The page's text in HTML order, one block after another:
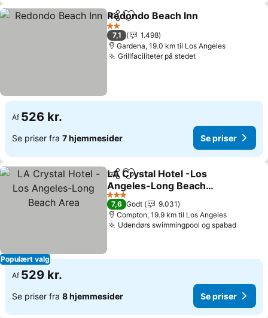
Del Føj til favoritter
Redondo Beach Inn
2 Stjerner
7,1
1.498
Gardena, 19.0 km til Los Angeles
Grillfaciliteter på stedetSe priser
Af 526 kr.
Se priser fra 7 hjemmesider Se priser
Populært valg
Del Føj til favoritter
LA Crystal Hotel -Los
Angeles-Long Beach
Area
Se priser
3 Stjerner
7,6 Godt
9.031
Compton, 19.9 km til Los Angeles
Udendørs swimmingpool og spabadSe
Af 529 kr.
Se priser fra 8 hjemmesider Se priser